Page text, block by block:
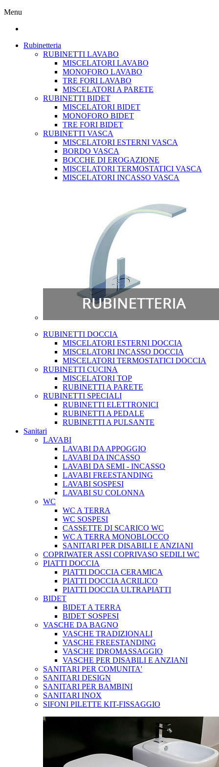
Menu
Rubinetteria
RUBINETTI LAVABO
MISCELATORI LAVABO
MONOFORO LAVABO
TRE FORI LAVABO
MISCELATORI A PARETE
RUBINETTI BIDET
MISCELATORI BIDET
MONOFORO BIDET
TRE FORI BIDET
RUBINETTI VASCA
MISCELATORI ESTERNI VASCA
BORDO VASCA
BOCCHE DI EROGAZIONE
MISCELATORI TERMOSTATICI VASCA
MISCELATORI INCASSO VASCA
RUBINETTI DOCCIA
MISCELATORI ESTERNI DOCCIA
MISCELATORI INCASSO DOCCIA
MISCELATORI TERMOSTATICI DOCCIA
RUBINETTI CUCINA
MISCELATORI TOP
RUBINETTI A PARETE
RUBINETTI SPECIALI
RUBINETTI ELETTRONICI
RUBINETTI A PEDALE
RUBINETTI A PULSANTE
Sanitari
LAVABI
LAVABI DA APPOGGIO
LAVABI DA INCASSO
LAVABI DA SEMI - INCASSO
LAVABI FREESTANDING
LAVABI SOSPESI
LAVABI SU COLONNA
WC
WC A TERRA
WC SOSPESI
CASSETTE DI SCARICO WC
WC A TERRA MONOBLOCCO
SANITARI PER DISABILI E ANZIANI
COPRIWATER ASSI COPRIVASO SEDILI WC
PIATTI DOCCIA
PIATTI DOCCIA CERAMICA
PIATTI DOCCIA ACRILICO
PIATTI DOCCIA ULTRAPIATTI
BIDET
BIDET A TERRA
BIDET SOSPESI
VASCHE DA BAGNO
VASCHE TRADIZIONALI
VASCHE FREESTANDING
VASCHE IDROMASSAGGIO
VASCHE PER DISABILI E ANZIANI
SANITARI PER COMUNITA'
SANITARI DESIGN
SANITARI PER BAMBINI
SANITARI INOX
SIFONI PILETTE KIT-FISSAGGIO